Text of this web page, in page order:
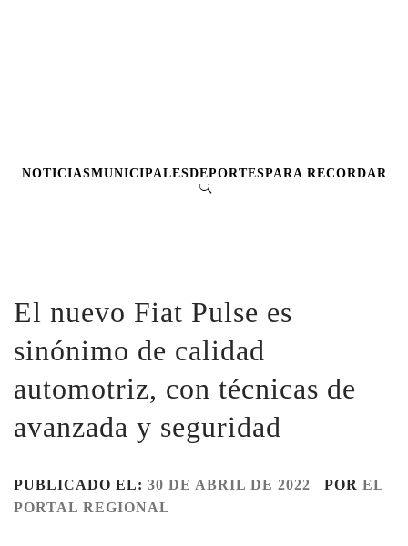
NOTICIASMUNICIPALESDEPORTESPARA RECORDAR
El nuevo Fiat Pulse es
sinónimo de calidad
automotriz, con técnicas de
avanzada y seguridad
PUBLICADO EL: 30 DE ABRIL DE 2022 POR EL
PORTAL REGIONAL